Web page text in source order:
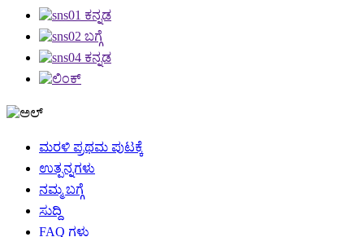
ಮರಳಿ ಪ್ರಥಮ ಪುಟಕ್ಕೆ
ಉತ್ಪನ್ನಗಳು
ನಮ್ಮ ಬಗ್ಗೆ
ಸುದ್ದಿ
FAQ ಗಳು